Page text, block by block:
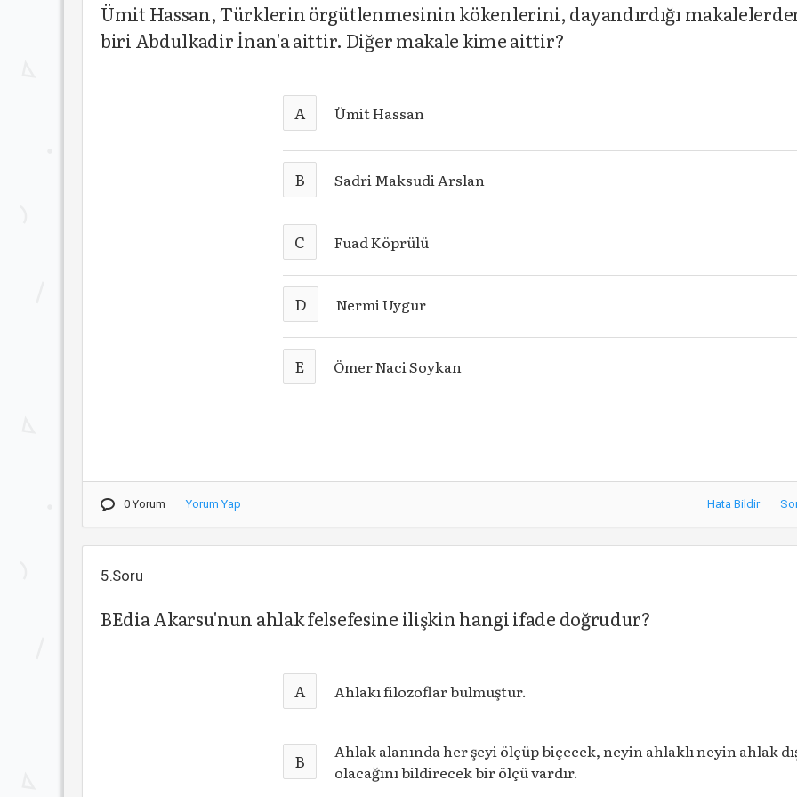
Ümit Hassan, Türklerin örgütlenmesinin kökenlerini, dayandırdığı
biri Abdulkadir İnan'a aittir. Diğer makale kime aittir?
A Ümit Hassan
B Sadri Maksudi Arslan
C Fuad Köprülü
D Nermi Uygur
E Ömer Naci Soykan
0 Yorum Yorum Yap Hata Bildir
5.Soru
BEdia Akarsu'nun ahlak felsefesine ilişkin hangi ifade doğrudur?
A Ahlakı filozoflar bulmuştur.
B
Ahlak alanında her şeyi ölçüp biçecek, neyin ahlaklı neyin ahlak
olacağını bildirecek bir ölçü vardır.